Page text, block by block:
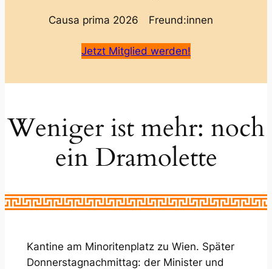
Causa prima 2026 Freund:innen
Jetzt Mitglied werden!
Weniger ist mehr: noch
ein Dramolette
Kantine am Minoritenplatz zu Wien. Später
Donnerstagnachmittag: der Minister und